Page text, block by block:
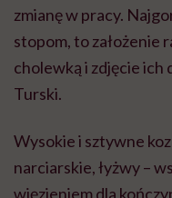
zmianę w pracy.
stopom, to założenie
cholewką i zdjęcie
Turski.
Wysokie i sztywne
narciarskie, łyżwy –
więzieniem dla